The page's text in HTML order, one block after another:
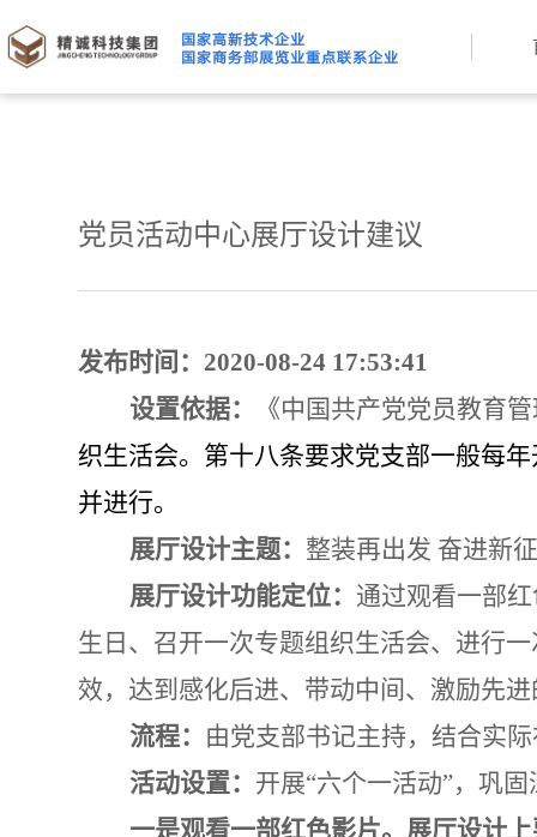
党员活动中心展厅设计建议
发布时间：2020-08-24 17:53:41
设置依据：
《中国共产党党员教育
织生活会。第十八条要求党支部一般每年
并进行。
展厅设计主题： 整装再出发 奋进新
展厅设计功能定位： 通过观看一部
生日、召开一次专题组织生活会、进行
效，达到感化后进、带动中间、激励先
流程： 由党支部书记主持，结合实
活动设置： 开展“六个一活动”，巩
一是观看一部红色影片。 展厅设计